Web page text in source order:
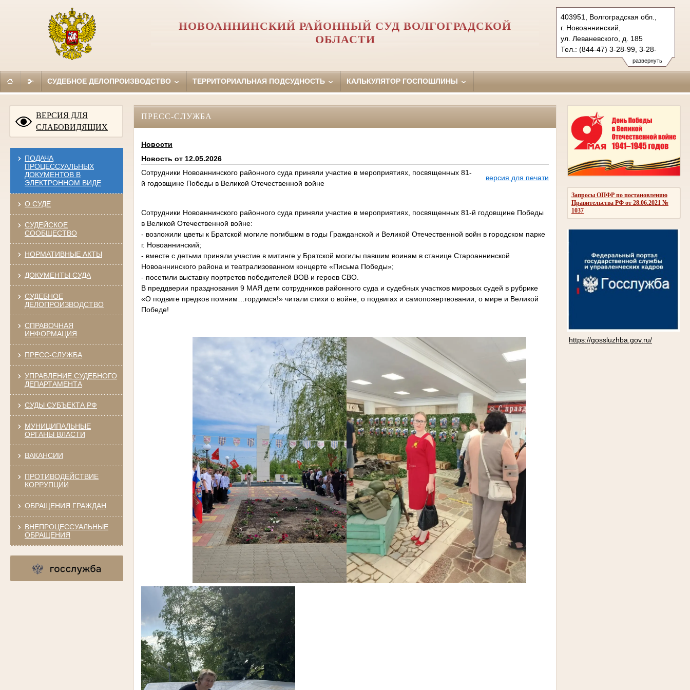
развернуть
403951, Волгоградская обл.,
г. Новоаннинский,
ул. Леваневского, д. 185
Тел.: (844-47) 3-28-99, 3-28-
95 (ф.)
novan.vol@sudrf.ru
НОВОАННИНСКИЙ РАЙОННЫЙ СУД ВОЛГОГРАДСКОЙ
ОБЛАСТИ
СУДЕБНОЕ ДЕЛОПРОИЗВОДСТВО ТЕРРИТОРИАЛЬНАЯ ПОДСУДНОСТЬ КАЛЬКУЛЯТОР ГОСПОШЛИНЫ
ВЕРСИЯ ДЛЯ
СЛАБОВИДЯЩИХ
ПОДАЧА
ПРОЦЕССУАЛЬНЫХ
ДОКУМЕНТОВ В
ЭЛЕКТРОННОМ ВИДЕ
О СУДЕ
СУДЕЙСКОЕ
СООБЩЕСТВО
НОРМАТИВНЫЕ АКТЫ
ДОКУМЕНТЫ СУДА
СУДЕБНОЕ
ДЕЛОПРОИЗВОДСТВО
СПРАВОЧНАЯ
ИНФОРМАЦИЯ
ПРЕСС-СЛУЖБА
УПРАВЛЕНИЕ СУДЕБНОГО
ДЕПАРТАМЕНТА
СУДЫ СУБЪЕКТА РФ
МУНИЦИПАЛЬНЫЕ
ОРГАНЫ ВЛАСТИ
ВАКАНСИИ
ПРОТИВОДЕЙСТВИЕ
КОРРУПЦИИ
ОБРАЩЕНИЯ ГРАЖДАН
ВНЕПРОЦЕССУАЛЬНЫЕ
ОБРАЩЕНИЯ
Запросы ОПФР по постановлению
Правительства РФ от 28.06.2021 №
1037
https://gossluzhba.gov.ru/
ПРЕСС-СЛУЖБА
Новости
Новость от 12.05.2026
Сотрудники Новоаннинского районного суда приняли участие в мероприятиях, посвященных 81-
й годовщине Победы в Великой Отечественной войне
версия для печати
Сотрудники Новоаннинского районного суда приняли участие в мероприятиях, посвященных 81-й годовщине Победы
в Великой Отечественной войне:
- возложили цветы к Братской могиле погибшим в годы Гражданской и Великой Отечественной войн в городском парке
г. Новоаннинский;
- вместе с детьми приняли участие в митинге у Братской могилы павшим воинам в станице Староаннинской
Новоаннинского района и театрализованном концерте «Письма Победы»;
- посетили выставку портретов победителей ВОВ и героев СВО.
В преддверии празднования 9 МАЯ дети сотрудников районного суда и судебных участков мировых судей в рубрике
«О подвиге предков помним…гордимся!» читали стихи о войне, о подвигах и самопожертвовании, о мире и Великой
Победе!